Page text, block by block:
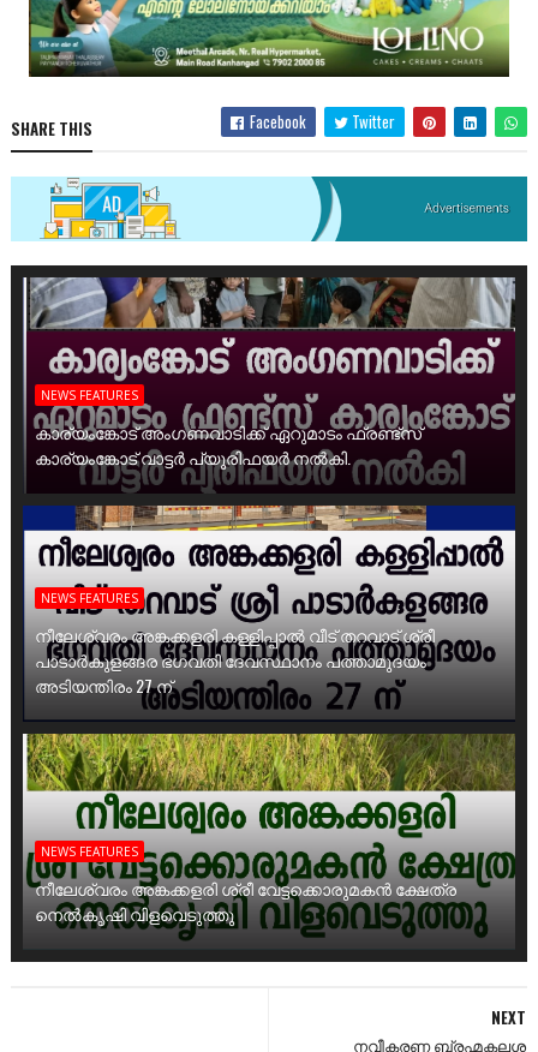
SHARE THIS Facebook Twitter
NEWS FEATURES
കാര്യംങ്കോട് അംഗണവാടിക്ക് ഏറുമാടം ഫ്രണ്ട്സ്
കാര്യംങ്കോട് വാട്ടർ പ്യൂരിഫയർ നൽകി.
NEWS FEATURES
നീലേശ്വരം അങ്കക്കളരി കള്ളിപ്പാൽ വീട് തറവാട് ശ്രീ
പാടാർകുളങ്ങര ഭഗവതി ദേവസ്ഥാനം പത്താമുദയം
അടിയന്തിരം 27 ന്
NEWS FEATURES
നീലേശ്വരം അങ്കക്കളരി ശ്രീ വേട്ടക്കൊരുമകൻ ക്ഷേത്ര
നെൽകൃഷി വിളവെടുത്തു
NEXT
നവീകരണ ബ്രഹ്മകലശ